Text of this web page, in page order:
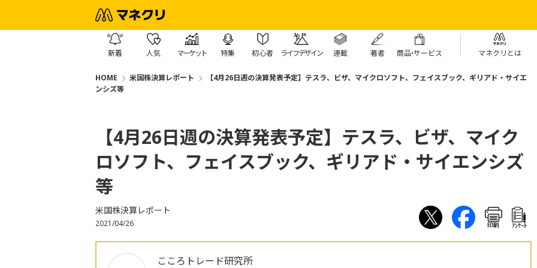
新着 人気 マーケット 特集 初心者 ライフデザイン 連載 著者 商品・サービス マネクリとは
HOME 米国株決算レポート
【4月26日週の決算発表予定】テスラ、ビザ、マイクロソフト、フェイスブック、ギリアド・サイエ
ンシズ等
【4月26日週の決算発表予定】テスラ、ビザ、マイク
ロソフト、フェイスブック、ギリアド・サイエンシズ
等
米国株決算レポート
2021/04/26 印刷 ｱﾝｹｰﾄ
こころトレード研究所